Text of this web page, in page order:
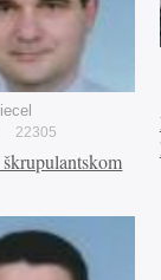
22305